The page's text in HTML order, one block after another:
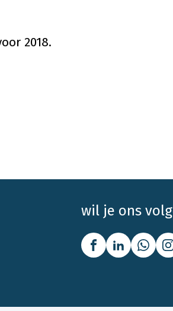
2018.
wil je ons